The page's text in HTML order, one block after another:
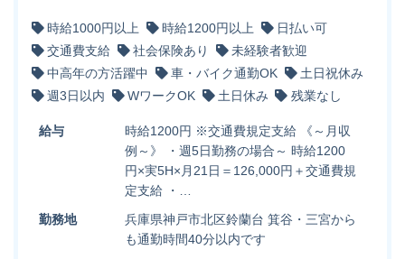
時給1000円以上 時給1200円以上
日払い可
交通費支給
社会保険あり
未経験者歓迎
中高年の方活躍中
車・バイク通勤OK
土日祝休み
週3日以内
WワークOK 土日休み 残業なし
給与
時給1200円 ※交通費規定支給 《～月収
例～》 ・週5日勤務の場合～ 時給1200
円×実5H×月21日＝126,000円＋交通費規
定支給 ・…
勤務地
兵庫県神戸市北区鈴蘭台 箕谷・三宮から
も通勤時間40分以内です